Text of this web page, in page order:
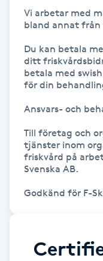
Gruppträning
Gua Sha-massage
Headspa
Healing
Herrklippning
Vi arbetar med
bland annat från
Du kan betala
ditt
betala med
för din
Ansvars- och
Till företag och
tjänster inom
friskvård på
Svenska AB.
Godkänd för F-